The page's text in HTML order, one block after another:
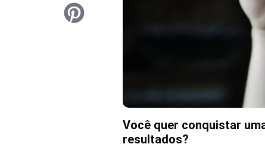
Você quer conquistar
resultados?